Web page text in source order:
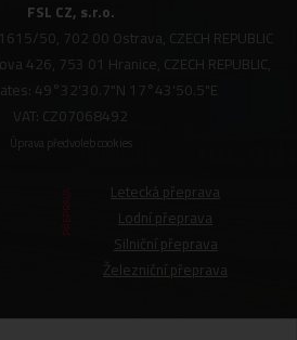
FSL CZ, s.r.o.
50, 702 00 Ostrava, CZECH REPUBLIC
426, 753 01 Hranice, CZECH REPUBLIC,
49°32'30.7"N 17°43'50.5"E
VAT: CZ07068492
Úprava předvoleb cookies
PŘEPRAVA
Letecká přeprava
Lodní přeprava
Silniční přeprava
Železniční přeprava